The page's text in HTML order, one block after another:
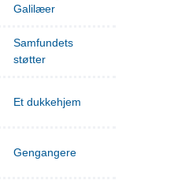
Galilæer
Samfundets
støtter
Et dukkehjem
Gengangere